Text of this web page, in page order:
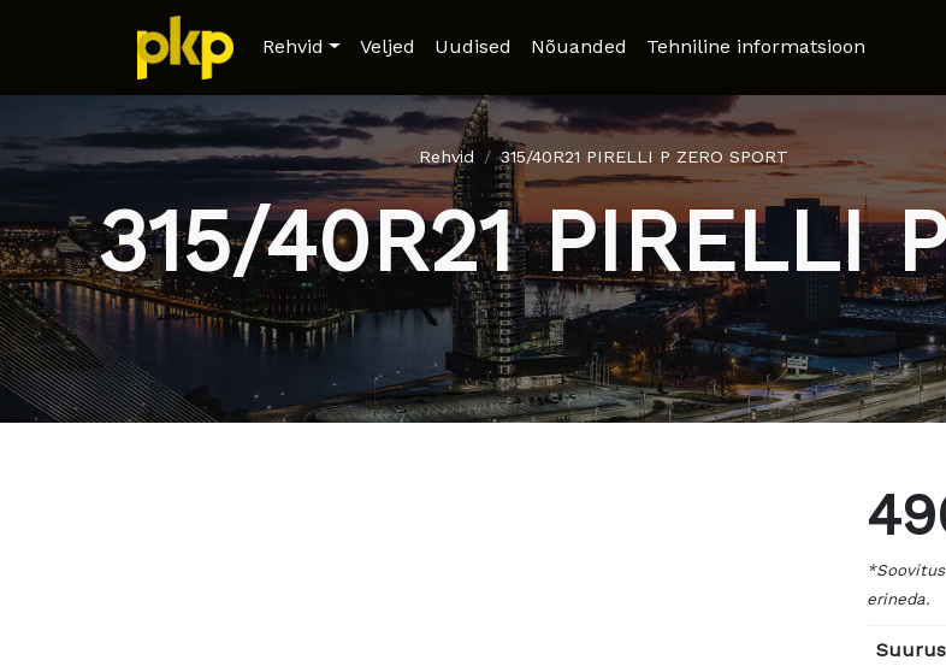
Rehvid Veljed Uudised Nõuanded Tehniline informatsioon
Rehvid 315/40R21 PIRELLI P ZERO SPORT
315/40R21 PIRELLI
erineda.
Suurus